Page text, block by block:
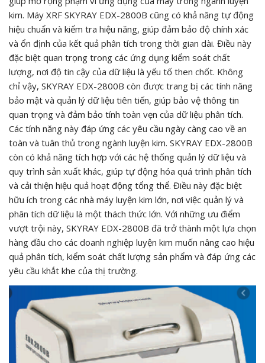
kim. Máy XRF SKYRAY EDX-2800B cũng có khả năng tự động
hiệu chuẩn và kiểm tra hiệu năng, giúp đảm bảo độ chính xác
và ổn định của kết quả phân tích trong thời gian dài. Điều này
đặc biệt quan trọng trong các ứng dụng kiểm soát chất
lượng, nơi độ tin cậy của dữ liệu là yếu tố then chốt. Không
chỉ vậy, SKYRAY EDX-2800B còn được trang bị các tính năng
bảo mật và quản lý dữ liệu tiên tiến, giúp bảo vệ thông tin
quan trọng và đảm bảo tính toàn vẹn của dữ liệu phân tích.
Các tính năng này đáp ứng các yêu cầu ngày càng cao về an
toàn và tuân thủ trong ngành luyện kim. SKYRAY EDX-2800B
còn có khả năng tích hợp với các hệ thống quản lý dữ liệu và
quy trình sản xuất khác, giúp tự động hóa quá trình phân tích
và cải thiện hiệu quả hoạt động tổng thể. Điều này đặc biệt
hữu ích trong các nhà máy luyện kim lớn, nơi việc quản lý và
phân tích dữ liệu là một thách thức lớn. Với những ưu điểm
vượt trội này, SKYRAY EDX-2800B đã trở thành một lựa chọn
hàng đầu cho các doanh nghiệp luyện kim muốn nâng cao hiệu
quả phân tích, kiểm soát chất lượng sản phẩm và đáp ứng các
yêu cầu khắt khe của thị trường.